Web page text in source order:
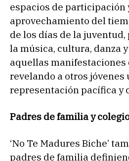
espacios de participación
aprovechamiento del
de los días de la
la música, cultura, danza
aquellas manifestaciones
revelando a otros jóvenes
representación pacífica y
Padres de familia y
‘No Te Madures Biche’
padres de familia